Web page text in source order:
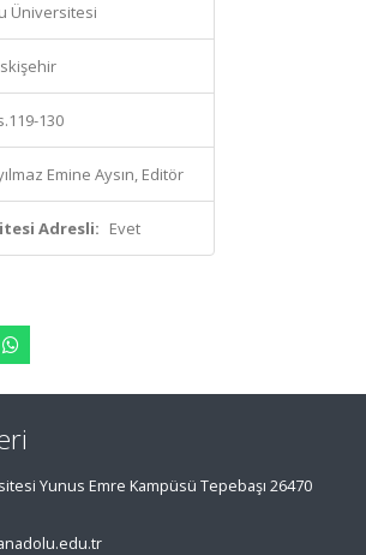
Üniversitesi
130
Emine Aysın, Editör
Adresli: Evet
Yunus Emre Kampüsü Tepebaşı 26470